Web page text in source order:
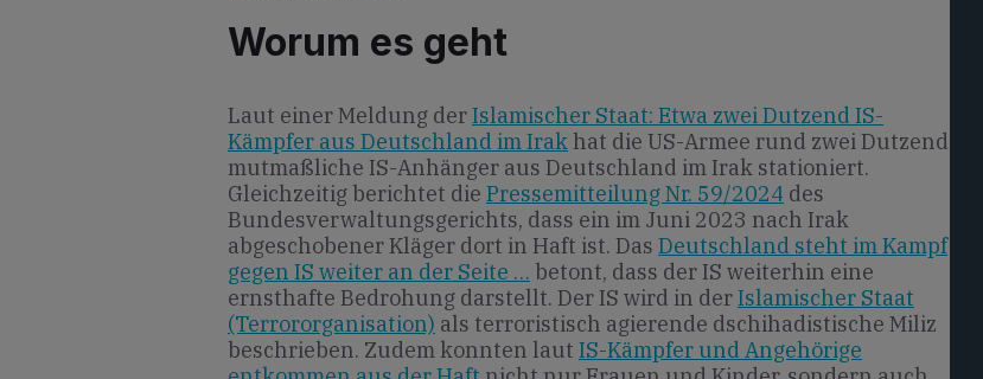
Worum es geht
Laut einer Meldung derIslamischer Staat: Etwa zwei Dutzend IS-
Kämpfer aus Deutschland im Irakhat die US-Armee rund zwei Dutzend
mutmaßliche IS-Anhänger aus Deutschland im Irak stationiert.
Gleichzeitig berichtet die Pressemitteilung Nr. 59/2024 des
Bundesverwaltungsgerichts, dass ein im Juni 2023 nach Irak
abgeschobener Kläger dort in Haft ist. Das Deutschland steht im Kampf
gegen IS weiter an der Seite … betont, dass der IS weiterhin eine
ernsthafte Bedrohung darstellt. Der IS wird in derIslamischer Staat
(Terrororganisation) als terroristisch agierende dschihadistische Miliz
beschrieben. Zudem konnten laut IS-Kämpfer und Angehörige